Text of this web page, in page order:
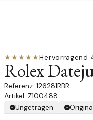
★★★★★Hervorragend·
Rolex
126281RBR
Artikel: Z100488
Ungetragen